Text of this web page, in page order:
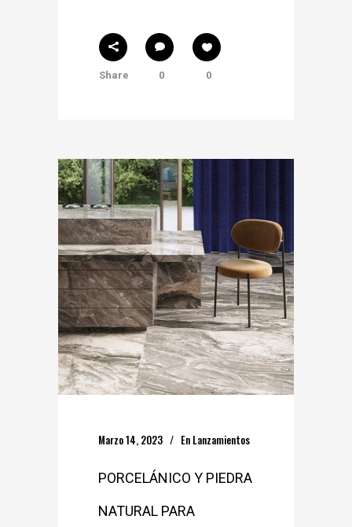
Share 0 0
Marzo 14, 2023 En Lanzamientos
PORCELÁNICO Y PIEDRA
NATURAL PARA